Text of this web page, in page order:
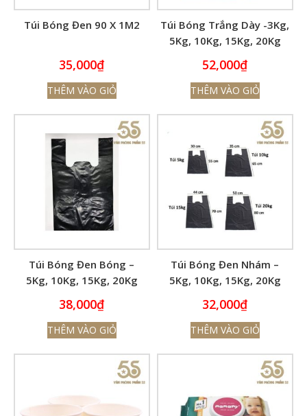
Túi Bóng Đen 90 X 1M2
35,000₫
THÊM VÀO GIỎ
Túi Bóng Trắng Dày -3Kg,
5Kg, 10Kg, 15Kg, 20Kg
52,000₫
THÊM VÀO GIỎ
Túi Bóng Đen Bóng –
5Kg, 10Kg, 15Kg, 20Kg
38,000₫
THÊM VÀO GIỎ
Túi Bóng Đen Nhám –
5Kg, 10Kg, 15Kg, 20Kg
32,000₫
THÊM VÀO GIỎ